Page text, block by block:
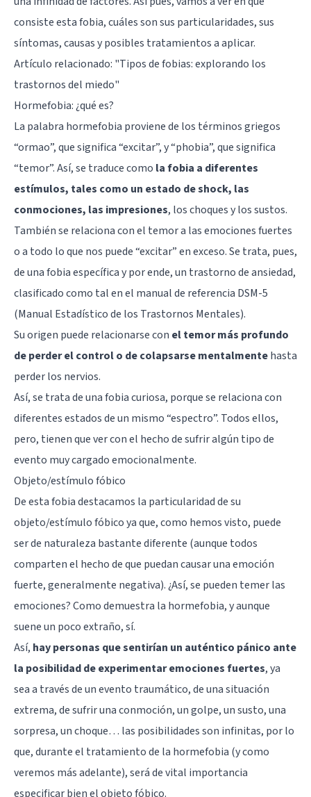
consiste esta fobia, cuáles son sus particularidades, sus
síntomas, causas y posibles tratamientos a aplicar.
Artículo relacionado: "Tipos de fobias: explorando los
trastornos del miedo"
Hormefobia: ¿qué es?
La palabra hormefobia proviene de los términos griegos
“ormao”, que significa “excitar”, y “phobia”, que significa
“temor”. Así, se traduce como la fobia a diferentes
estímulos, tales como un estado de shock, las
conmociones, las impresiones, los choques y los sustos.
También se relaciona con el temor a las emociones fuertes
o a todo lo que nos puede “excitar” en exceso. Se trata, pues,
de una fobia específica y por ende, un trastorno de ansiedad,
clasificado como tal en el manual de referencia DSM-5
(Manual Estadístico de los Trastornos Mentales).
Su origen puede relacionarse con el temor más profundo
de perder el control o de colapsarse mentalmentehasta
perder los nervios.
Así, se trata de una fobia curiosa, porque se relaciona con
diferentes estados de un mismo “espectro”. Todos ellos,
pero, tienen que ver con el hecho de sufrir algún tipo de
evento muy cargado emocionalmente.
Objeto/estímulo fóbico
De esta fobia destacamos la particularidad de su
objeto/estímulo fóbico ya que, como hemos visto, puede
ser de naturaleza bastante diferente (aunque todos
comparten el hecho de que puedan causar una emoción
fuerte, generalmente negativa). ¿Así, se pueden temer las
emociones? Como demuestra la hormefobia, y aunque
suene un poco extraño, sí.
Así, hay personas que sentirían un auténtico pánico ante
la posibilidad de experimentar emociones fuertes, ya
sea a través de un evento traumático, de una situación
extrema, de sufrir una conmoción, un golpe, un susto, una
sorpresa, un choque… las posibilidades son infinitas, por lo
que, durante el tratamiento de la hormefobia (y como
veremos más adelante), será de vital importancia
especificar bien el objeto fóbico.